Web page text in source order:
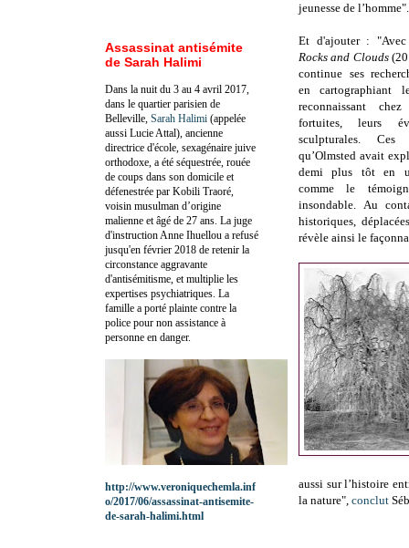
jeunesse de l’homme".
Et d'ajouter : "Avec
Rocks and Clouds
continue ses
en cartographiant
reconnaissant
fortuites, leurs
sculpturales. Ces
qu’Olmsted avait
demi plus tôt en
comme le
insondable. Au
historiques,
révèle ainsi le
aussi sur l’histoire
la nature", conclut
Assassinat antisémite
de Sarah Halimi
Dans la nuit du 3 au 4 avril 2017,
dans le quartier parisien de
Belleville, Sarah Halimi (appelée
aussi Lucie Attal), ancienne
directrice d'école, sexagénaire juive
orthodoxe, a été séquestrée, rouée
de coups dans son domicile et
défenestrée par Kobili Traoré,
voisin musulman d’origine
malienne et âgé de 27 ans. La juge
d'instruction Anne Ihuellou a refusé
jusqu'en février 2018 de retenir la
circonstance aggravante
d'antisémitisme, et multiplie les
expertises psychiatriques. La
famille a porté plainte contre la
police pour non assistance à
personne en danger.
http://www.veroniquechemla.inf
o/2017/06/assassinat-antisemite-
de-sarah-halimi.html